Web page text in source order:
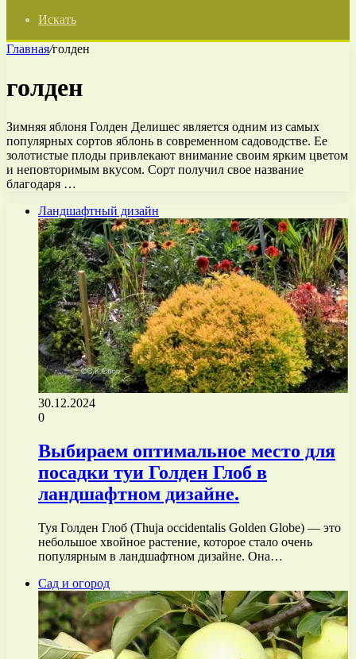
Искать
Главная/голден
голден
Зимняя яблоня Голден Делишес является одним из самых
популярных сортов яблонь в современном садоводстве. Ее
золотистые плоды привлекают внимание своим ярким цветом
и неповторимым вкусом. Сорт получил свое название
благодаря …
Ландшафтный дизайн
30.12.2024
0
Выбираем оптимальное место для
посадки туи Голден Глоб в
ландшафтном дизайне.
Туя Голден Глоб (Thuja occidentalis Golden Globe) — это
небольшое хвойное растение, которое стало очень
популярным в ландшафтном дизайне. Она…
Сад и огород